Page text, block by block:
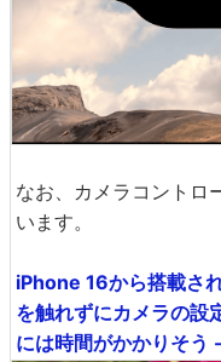
なお、カメラコントロ
います。
iPhone 16から搭載さ
を触れずにカメラの設
には時間がかかりそう